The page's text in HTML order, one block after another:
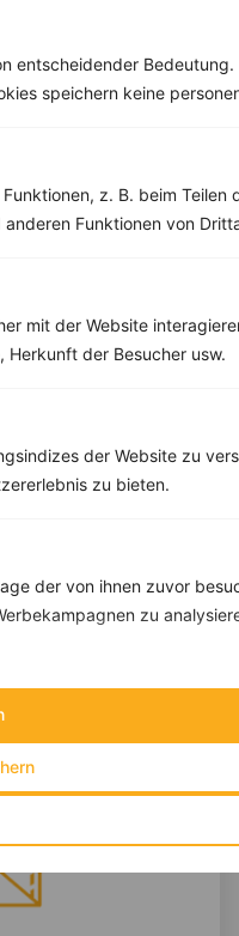
entscheidender Bedeutung.
speichern keine
z. B. beim Teilen
Funktionen von
mit der Website
Herkunft der Besucher usw.
der Website zu
zu bieten.
der von ihnen zuvor
zu
›
kcal
›